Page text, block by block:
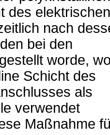
des elektrischen
nach
bei den
worde,
Schicht des
als
verwendet
Maßnahme